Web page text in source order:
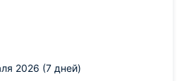
2026 (7 дней)